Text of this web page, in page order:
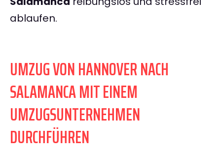
ablaufen.
UMZUG VON HANNOVER NACH
SALAMANCA MIT EINEM
UMZUGSUNTERNEHMEN
DURCHFÜHREN